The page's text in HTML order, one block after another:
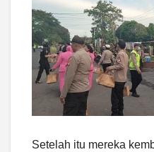
Setelah itu mereka